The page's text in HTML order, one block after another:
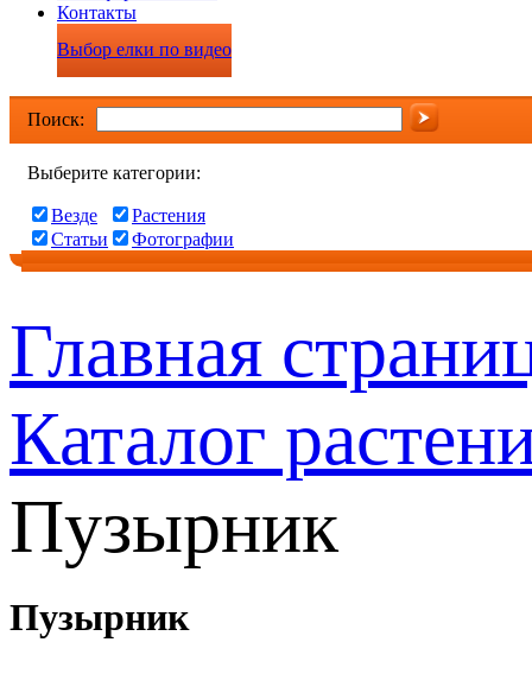
Контакты
Выбор елки по видео
Поиск:
Выберите категории:
Везде
Растения
Статьи
Фотографии
Главная
Каталог
Пузырник
Пузырник